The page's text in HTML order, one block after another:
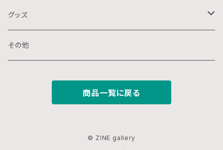
水墨画
スプレー画
デジタル
ステンシル
デジタルプリント
石
木
グッズ
ポストカード
その他
商品一覧に戻る
© ZINE gallery